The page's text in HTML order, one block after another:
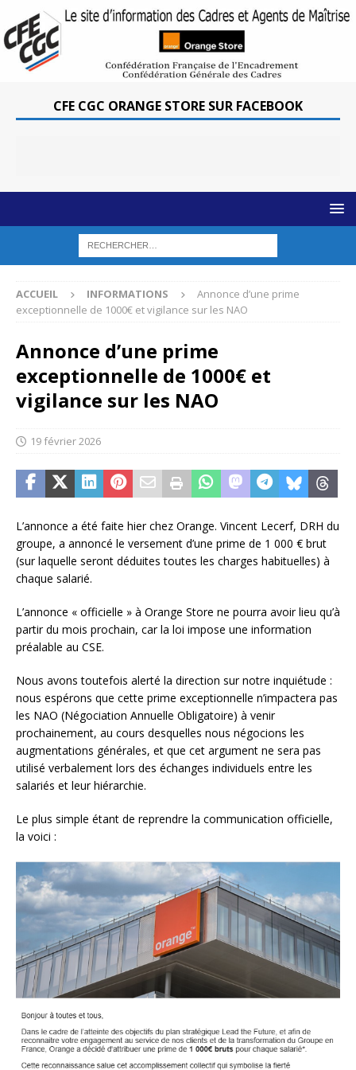
CFE CGC ORANGE STORE SUR FACEBOOK
ACCUEIL INFORMATIONS
Annonce d’une prime
exceptionnelle de 1000€ et vigilance sur les NAO
Annonce d’une prime
exceptionnelle de 1000€ et
vigilance sur les NAO
19 février 2026
L’annonce a été faite hier chez Orange. Vincent Lecerf, DRH du
groupe, a annoncé le versement d’une prime de 1 000 € brut
(sur laquelle seront déduites toutes les charges habituelles) à
chaque salarié.
L’annonce « officielle » à Orange Store ne pourra avoir lieu qu’à
partir du mois prochain, car la loi impose une information
préalable au CSE.
Nous avons toutefois alerté la direction sur notre inquiétude :
nous espérons que cette prime exceptionnelle n’impactera pas
les NAO (Négociation Annuelle Obligatoire) à venir
prochainement, au cours desquelles nous négocions les
augmentations générales, et que cet argument ne sera pas
utilisé verbalement lors des échanges individuels entre les
salariés et leur hiérarchie.
Le plus simple étant de reprendre la communication officielle,
la voici :